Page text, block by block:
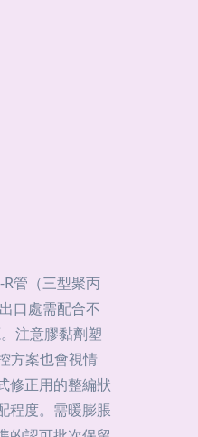
管（三型聚丙
口處需配合不
注意膠黏劑塑
方案也會視情
修正用的整編狀
程度。需暖膨脹